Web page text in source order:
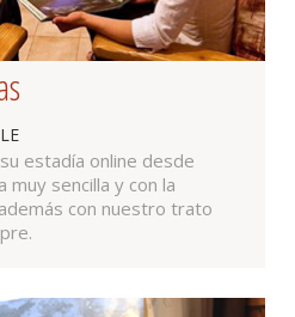
estadía online desde
sencilla y con la
con nuestro trato